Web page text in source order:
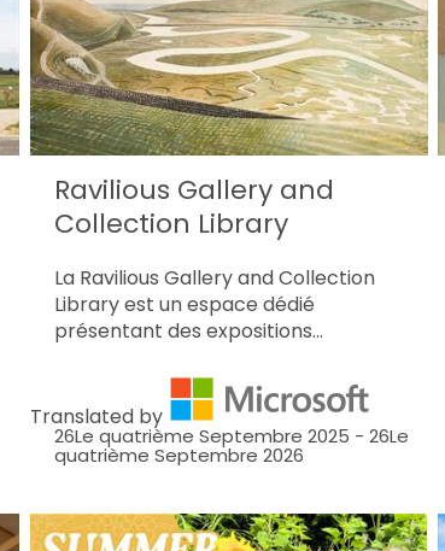
Ravilious Gallery and
Collection Library
La Ravilious Gallery and Collection
Library est un espace dédié
présentant des expositions…
Translated by
26Le quatrième Septembre 2025 - 26Le
quatrième Septembre 2026